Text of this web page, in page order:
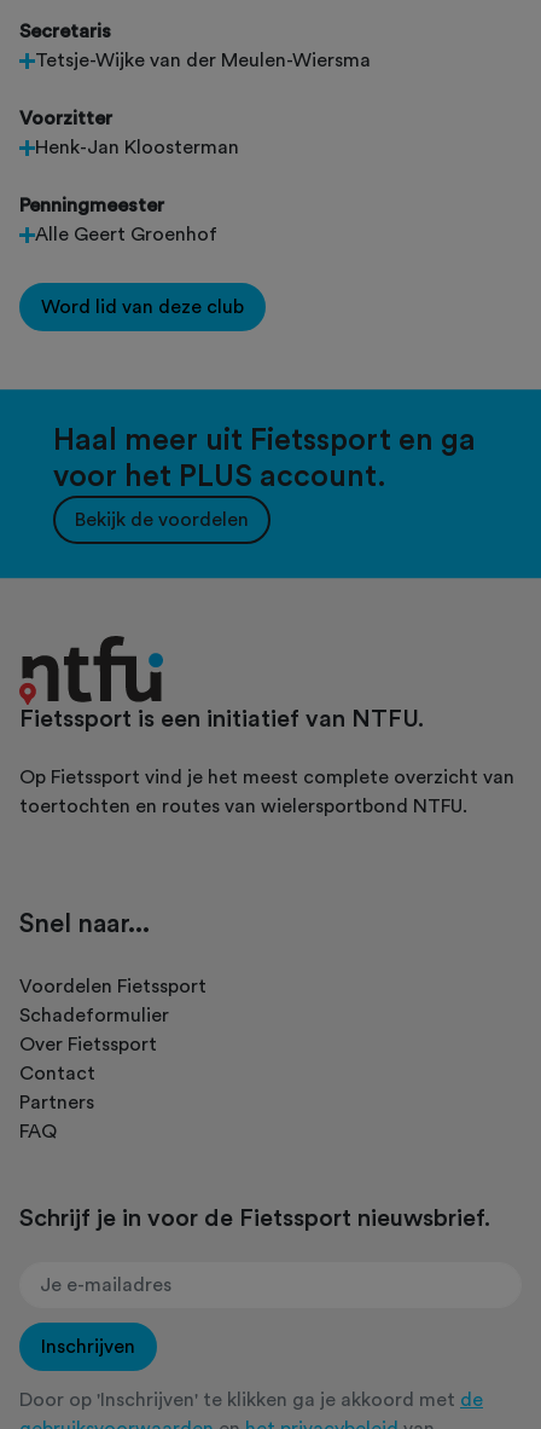
Secretaris
Tetsje-Wijke van der Meulen-Wiersma
Voorzitter
Henk-Jan Kloosterman
Penningmeester
Alle Geert Groenhof
Word lid van deze club
Haal meer uit Fietssport en ga
voor het PLUS account.
Bekijk de voordelen
Fietssport is een initiatief van NTFU.
Op Fietssport vind je het meest complete overzicht van
toertochten en routes van wielersportbond NTFU.
Snel naar...
Voordelen Fietssport
Schadeformulier
Over Fietssport
Contact
Partners
FAQ
Schrijf je in voor de Fietssport nieuwsbrief.
Inschrijven
Door op 'Inschrijven' te klikken ga je akkoord met de